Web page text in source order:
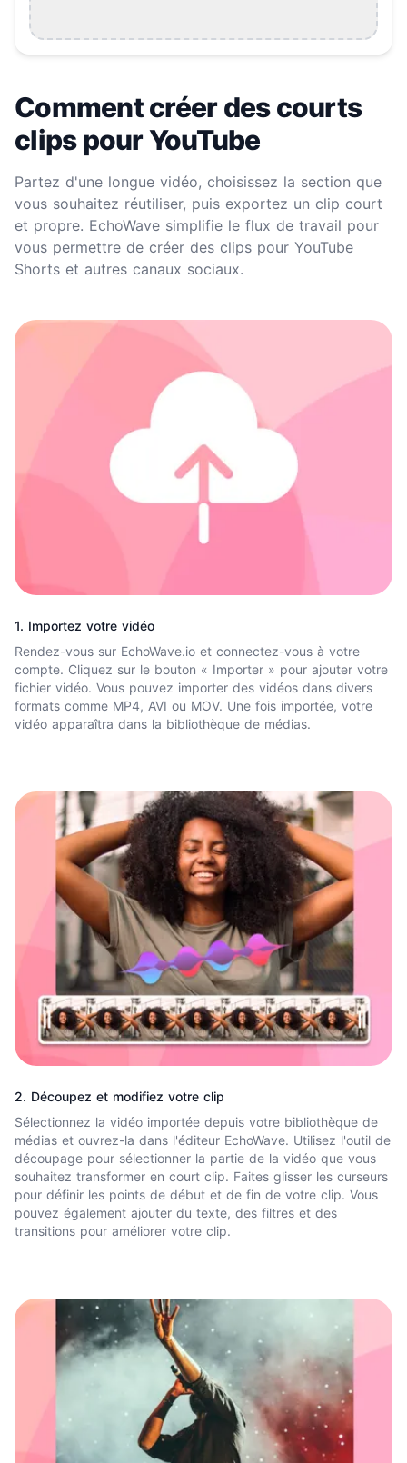
Comment créer des courts
clips pour YouTube
Partez d'une longue vidéo, choisissez la section que
vous souhaitez réutiliser, puis exportez un clip court
et propre. EchoWave simplifie le flux de travail pour
vous permettre de créer des clips pour YouTube
Shorts et autres canaux sociaux.
1. Importez votre vidéo
Rendez-vous sur EchoWave.io et connectez-vous à votre
compte. Cliquez sur le bouton « Importer » pour ajouter votre
fichier vidéo. Vous pouvez importer des vidéos dans divers
formats comme MP4, AVI ou MOV. Une fois importée, votre
vidéo apparaîtra dans la bibliothèque de médias.
2. Découpez et modifiez votre clip
Sélectionnez la vidéo importée depuis votre bibliothèque de
médias et ouvrez-la dans l'éditeur EchoWave. Utilisez l'outil de
découpage pour sélectionner la partie de la vidéo que vous
souhaitez transformer en court clip. Faites glisser les curseurs
pour définir les points de début et de fin de votre clip. Vous
pouvez également ajouter du texte, des filtres et des
transitions pour améliorer votre clip.